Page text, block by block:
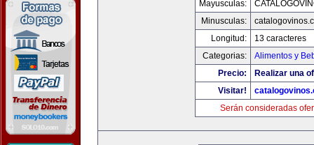
Mayusculas:
Minusculas:
Longitud:
13 caracteres
Categorias:
Alimentos y
Precio:
Realizar una
Visitar!
Serán consideradas